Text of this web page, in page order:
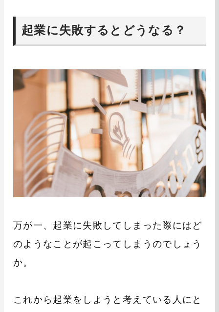
起業に失敗するとどうなる？
万が一、起業に失敗してしまった際にはど
のようなことが起こってしまうのでしょう
か。
これから起業をしようと考えている人にと